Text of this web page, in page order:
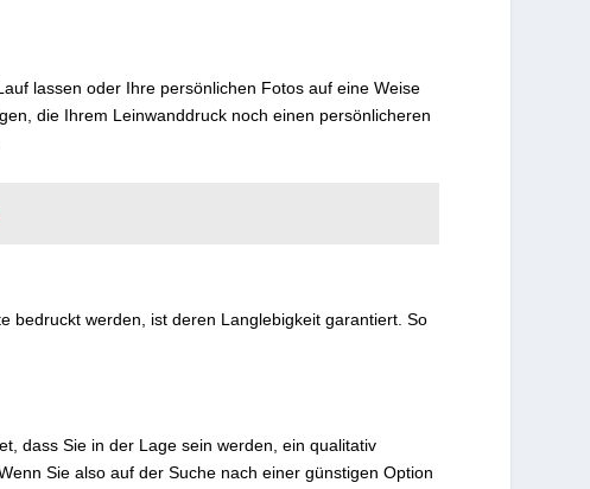
lassen oder Ihre persönlichen Fotos auf eine Weise
die Ihrem Leinwanddruck noch einen persönlicheren
bedruckt werden, ist deren Langlebigkeit garantiert. So
dass Sie in der Lage sein werden, ein qualitativ
Sie also auf der Suche nach einer günstigen Option